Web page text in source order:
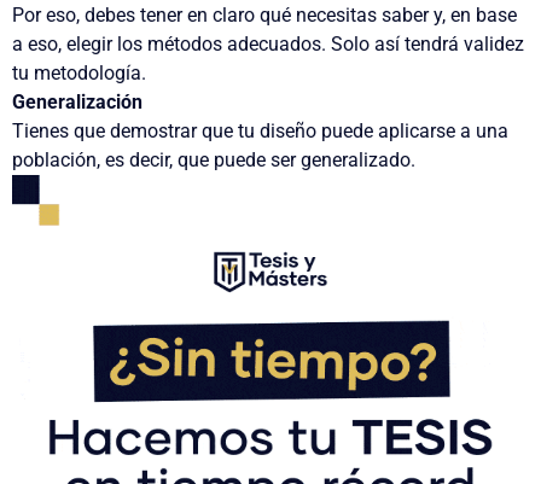
Por eso, debes tener en claro qué necesitas saber y, en base
a eso, elegir los métodos adecuados. Solo así tendrá validez
tu metodología.
Generalización
Tienes que demostrar que tu diseño puede aplicarse a una
población, es decir, que puede ser generalizado.